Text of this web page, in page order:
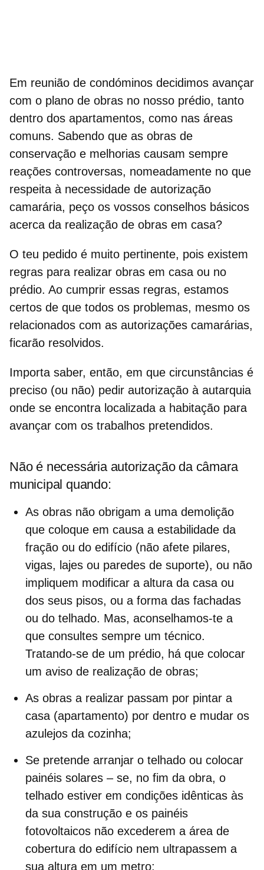
Em reunião de condóminos decidimos avançar
com o plano de obras no nosso prédio, tanto
dentro dos apartamentos, como nas áreas
comuns. Sabendo que as obras de
conservação e melhorias causam sempre
reações controversas, nomeadamente no que
respeita à necessidade de autorização
camarária, peço os vossos conselhos básicos
acerca da realização de obras em casa?
O teu pedido é muito pertinente, pois existem
regras para realizar obras em casa ou no
prédio. Ao cumprir essas regras, estamos
certos de que todos os problemas, mesmo os
relacionados com as autorizações camarárias,
ficarão resolvidos.
Importa saber, então, em que circunstâncias é
preciso (ou não) pedir autorização à autarquia
onde se encontra localizada a habitação para
avançar com os trabalhos pretendidos.
Não é necessária autorização da câmara
municipal quando:
As obras não obrigam a uma demolição
que coloque em causa a estabilidade da
fração ou do edifício (não afete pilares,
vigas, lajes ou paredes de suporte), ou não
impliquem modificar a altura da casa ou
dos seus pisos, ou a forma das fachadas
ou do telhado. Mas, aconselhamos-te a
que consultes sempre um técnico.
Tratando-se de um prédio, há que colocar
um aviso de realização de obras;
As obras a realizar passam por pintar a
casa (apartamento) por dentro e mudar os
azulejos da cozinha;
Se pretende arranjar o telhado ou colocar
painéis solares – se, no fim da obra, o
telhado estiver em condições idênticas às
da sua construção e os painéis
fotovoltaicos não excederem a área de
cobertura do edifício nem ultrapassem a
sua altura em um metro;